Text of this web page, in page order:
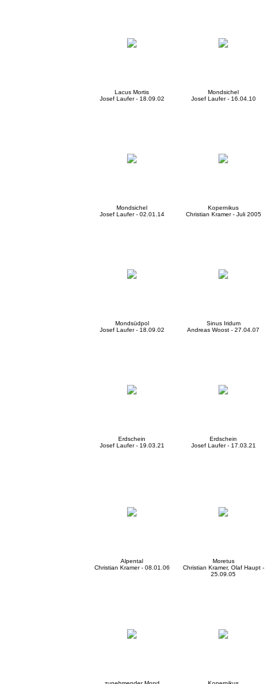
Lacus Mortis
Josef Laufer - 18.09.02
Mondsichel
Josef Laufer - 16.04.10
Mondsichel
Josef Laufer - 02.01.14
Kopernikus
Christian Kramer - Juli 2005
Mondsüdpol
Josef Laufer - 18.09.02
Sinus Iridum
Andreas Woost - 27.04.07
Erdschein
Josef Laufer - 19.03.21
Erdschein
Josef Laufer - 17.03.21
Alpental
Christian Kramer - 08.01.06
Moretus
Christian Kramer, Olaf Haupt -
25.09.05